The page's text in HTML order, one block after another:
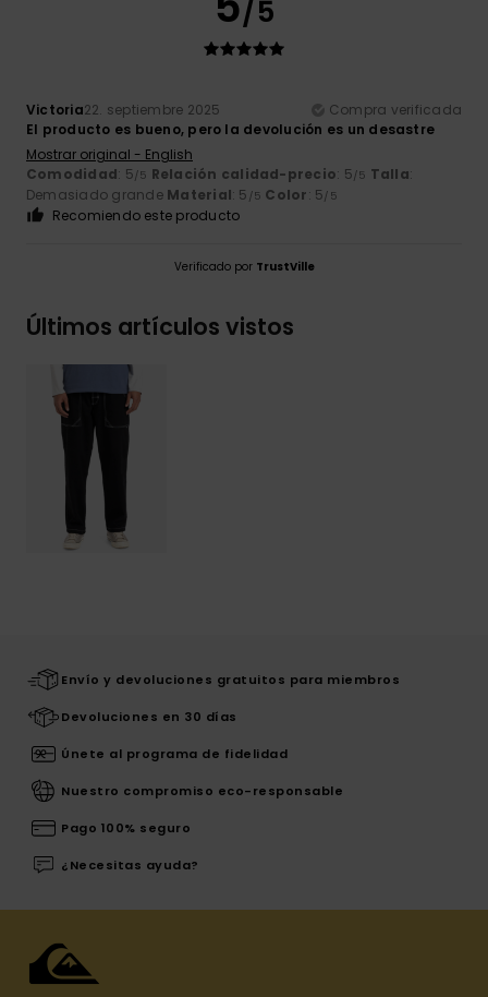
/5
Victoria22. septiembre 2025
Compra verificada
El producto es bueno, pero la devolución es un desastre
Mostrar original - English
Comodidad: 5/5 Relación calidad-precio: 5/5 Talla:
Demasiado grande Material: 5 /5 Color: 5/5
Recomiendo este producto
Verificado por TrustVille
Últimos artículos vistos
Envío y devoluciones gratuitos para miembros
Devoluciones en 30 días
Únete al programa de fidelidad
Nuestro compromiso eco-responsable
Pago 100% seguro
¿Necesitas ayuda?